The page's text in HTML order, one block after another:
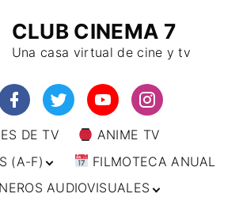
CLUB CINEMA 7
Una casa virtual de cine y tv
DE TV
ANIME TV
(A-F)
(F-L)
FILMOTECA ANUAL
AUDIOVISUALES